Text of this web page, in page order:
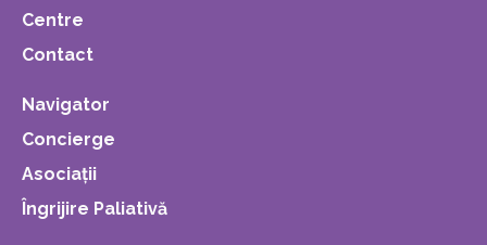
Centre
Contact
Navigator
Concierge
Asociații
Îngrijire Paliativă